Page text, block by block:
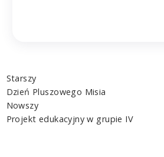
Starszy
Dzień Pluszowego Misia
Nowszy
Projekt edukacyjny w grupie IV